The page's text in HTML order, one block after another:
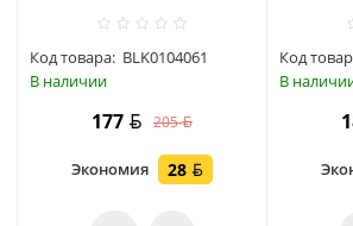
Код товара: BLK0104061
В наличии
177 205
Экономия 28
Код
В